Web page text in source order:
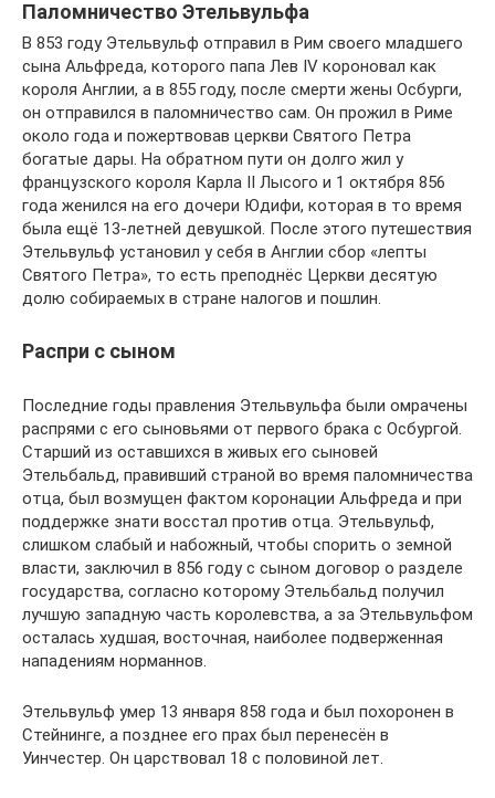
Паломничество Этельвульфа
В 853 году Этельвульф отправил в Рим своего младшего
сына Альфреда, которого папа Лев IV короновал как
короля Англии, а в 855 году, после смерти жены Осбурги,
он отправился в паломничество сам. Он прожил в Риме
около года и пожертвовав церкви Святого Петра
богатые дары. На обратном пути он долго жил у
французского короля Карла II Лысого и 1 октября 856
года женился на его дочери Юдифи, которая в то время
была ещё 13-летней девушкой. После этого путешествия
Этельвульф установил у себя в Англии сбор «лепты
Святого Петра», то есть преподнёс Церкви десятую
долю собираемых в стране налогов и пошлин.
Распри с сыном
Последние годы правления Этельвульфа были омрачены
распрями с его сыновьями от первого брака с Осбургой.
Старший из оставшихся в живых его сыновей
Этельбальд, правивший страной во время паломничества
отца, был возмущен фактом коронации Альфреда и при
поддержке знати восстал против отца. Этельвульф,
слишком слабый и набожный, чтобы спорить о земной
власти, заключил в 856 году с сыном договор о разделе
государства, согласно которому Этельбальд получил
лучшую западную часть королевства, а за Этельвульфом
осталась худшая, восточная, наиболее подверженная
нападениям норманнов.
Этельвульф умер 13 января 858 года и был похоронен в
Стейнинге, а позднее его прах был перенесён в
Уинчестер. Он царствовал 18 с половиной лет.